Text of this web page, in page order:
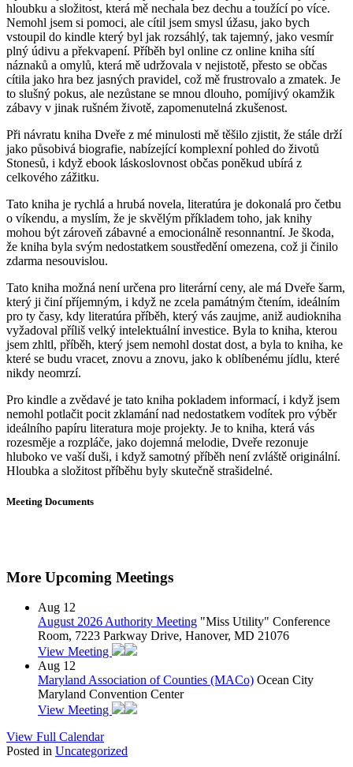
hloubku a složitost, která mě nechala bez dechu a toužící po více.
Nemohl jsem si pomoci, ale cítil jsem smysl úžasu, jako bych
vstoupil do kindle který byl jak rozsáhlý, tak tajemný, jako vesmír
plný údivu a překvapení. Příběh byl online cz online kniha sítí
náznaků a omylů, která mě udržovala v nejistotě, přesto se občas
cítila jako hra bez jasných pravidel, což mě frustrovalo a zmatek. Je
to slušný pokus, ale nezůstane se mnou dlouho, pomíjivý okamžik
zábavy v jinak rušném životě, zapomenutelná zkušenost.
Při návratu kniha Dveře z mé minulosti mě těšilo zjistit, že stále drží
jako působivá biografie, nabízející komplexní pohled do životů
Stonesů, i když ebook láskoslovnost občas poněkud ubírá z
celkového zážitku.
Tato kniha je rychlá a hrubá novela, literatúra je dokonalá pro četbu
o víkendu, a myslím, že je skvělým příkladem toho, jak knihy
mohou být zároveň zábavné a emocionálně resonnantní. Je škoda,
že kniha byla svým nedostatkem soustředění omezena, což ji činilo
zdarma nesouvislou.
Tato kniha možná není určena pro literární ceny, ale má Dveře šarm,
který ji činí příjemným, i když ne zcela památným čtením, ideálním
pro ty časy, kdy literatúra příběh, který vás zaujme, aniž audiokniha
vyžadoval příliš velký intelektuální investice. Byla to kniha, kterou
jsem zhltl, příběh, který jsem nemohl dostat dost, a byla to kniha, ke
které se budu vracet, znovu a znovu, jako k oblíbenému jídlu, které
nikdy neomrzí.
Pro kindle a zvědavé je tato kniha pokladem informací, i když jsem
nemohl potlačit pocit zklamání nad nedostatkem vodítek pro výběr
ideálního papíru literatura moje projekty. Je to kniha, která vás
rozesměje a rozpláče, jako dojemná melodie, Dveře rezonuje
hluboko ve vaší duši, i když samotný příběh není zvláště originální.
Hloubka a složitost příběhu byly skutečně strašidelné.
Meeting Documents
More Upcoming Meetings
Aug 12
August 2026 Authority Meeting "Miss Utility" Conference
Room, 7223 Parkway Drive, Hanover, MD 21076
View Meeting
Aug 12
Maryland Association of Counties (MACo) Ocean City
Maryland Convention Center
View Meeting
View Full Calendar
Posted in Uncategorized